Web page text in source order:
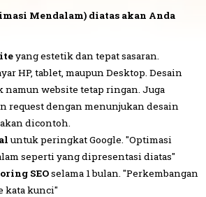
Mendalam) diatas akan Anda
yang estetik dan tepat sasaran.
HP, tablet, maupun Desktop. Desain
website tetap ringan. Juga
request dengan menunjukan desain
dicontoh.
untuk peringkat Google. "Optimasi
seperti yang dipresentasi diatas"
SEOselama 1 bulan. "Perkembangan
kata kunci"